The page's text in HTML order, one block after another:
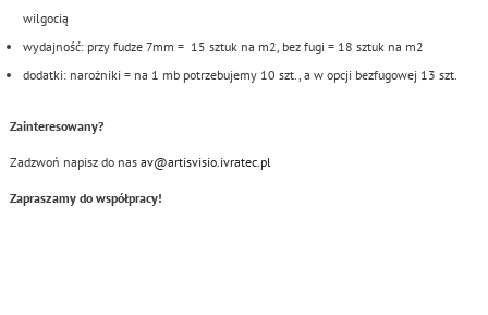
wilgocią
wydajność: przy fudze 7mm = 15 sztuk na m2, bez fugi = 18 sztuk na m2
dodatki: narożniki = na 1 mb potrzebujemy 10 szt., a w opcji bezfugowej 13 szt.
Zainteresowany?
Zadzwoń napisz do nas av@artisvisio.ivratec.pl
Zapraszamy do współpracy!